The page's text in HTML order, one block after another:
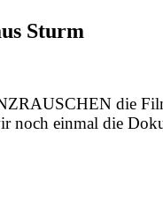
Sturm
die
noch einmal die